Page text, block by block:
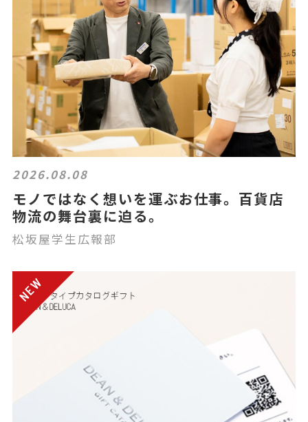
2026.08.08
モノではなく想いを運ぶお仕事。百貨店
物流の舞台裏に迫る。
松坂屋学生広報部